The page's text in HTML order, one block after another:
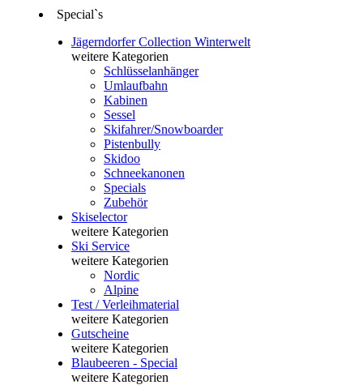
Special`s
Jägerndorfer Collection Winterwelt
weitere Kategorien
Schlüsselanhänger
Umlaufbahn
Kabinen
Sessel
Skifahrer/Snowboarder
Pistenbully
Skidoo
Schneekanonen
Specials
Zubehör
Skiselector
weitere Kategorien
Ski Service
weitere Kategorien
Nordic
Alpine
Test / Verleihmaterial
weitere Kategorien
Gutscheine
weitere Kategorien
Blaubeeren - Special
weitere Kategorien